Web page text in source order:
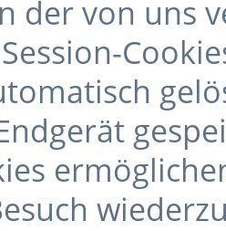
der von uns